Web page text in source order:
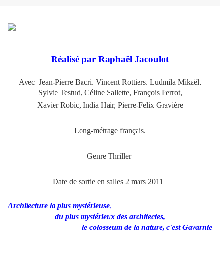
Réalisé par Raphaël Jacoulot
Avec Jean-Pierre Bacri, Vincent Rottiers, Ludmila Mikaël,
Sylvie Testud, Céline Sallette, François Perrot,
Xavier Robic, India Hair, Pierre-Felix Gravière
Long-métrage français.
Genre Thriller
Date de sortie en salles 2 mars 2011
Architecture la plus mystérieuse,
du plus mystérieux des architectes,
le colosseum de la nature, c'est Gavarnie